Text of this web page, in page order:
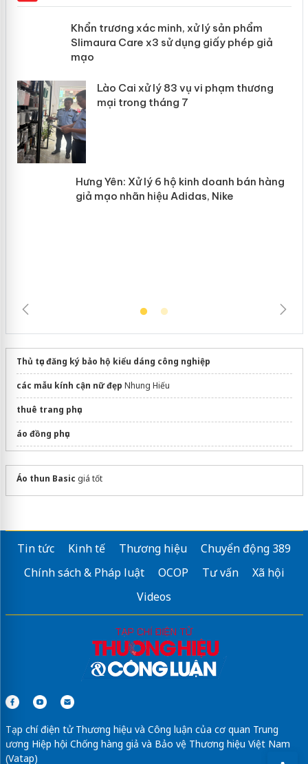
Khẩn trương xác minh, xử lý sản phẩm
Slimaura Care x3 sử dụng giấy phép
Thủ tục đăng ký bảo hộ kiểu dáng công nghiệp
các mẫu kính cận nữ đẹp Nhung Hiếu
thuê trang phục
áo đồng phục
Bảnggiá may áo polo đồng phục
Topmẫu áo đồng phục lớphot 2026
Việc làm thợ tóc Nam
Sửa máy rửa bát bosch
Áo thun Basic giá tốt
Tin tức Kinh tế Thương hiệu
Chuyển động 389
Chính sách & Pháp luật
OCOP Tư vấn
Xã hội
Videos
Tạp chí điện tử Thương hiệu và Công luận của cơ quan Trung
ương Hiệp hội Chống hàng giả và Bảo vệ Thương hiệu Việt Nam
(Vatap)